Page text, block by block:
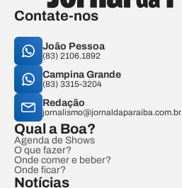
Contate-nos
João Pessoa
(83) 2106.1892
Campina Grande
(83) 3315-3204
Redação
jornalismo@jornaldaparaiba.com.br
Qual a Boa?
Agenda de Shows
O que fazer?
Onde comer e beber?
Onde ficar?
Notícias